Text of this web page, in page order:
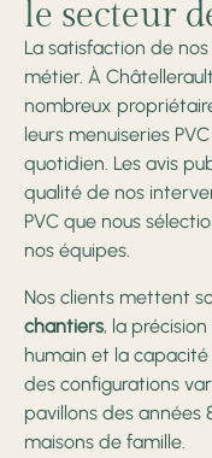
objectif : vous
bienveillance et
le secteur
La satisfaction de
métier. À
nombreux
leurs menuiseries
quotidien. Les avis
qualité de nos
PVC que nous
nos équipes.
Nos clients mettent
chantiers, la
humain et la
des configurations
pavillons des années
maisons de famille.